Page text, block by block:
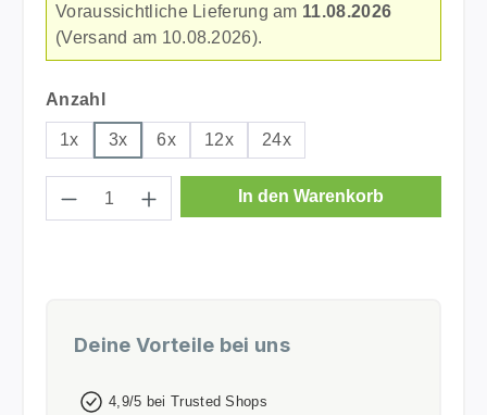
Voraussichtliche Lieferung am 11.08.2026
(Versand am 10.08.2026).
Anzahl auswählen
1x 3x 6x 12x 24x
Produkt Anzahl: Gib den gewünschten
In den Warenkorb
Deine Vorteile bei uns
4,9/5 bei Trusted Shops